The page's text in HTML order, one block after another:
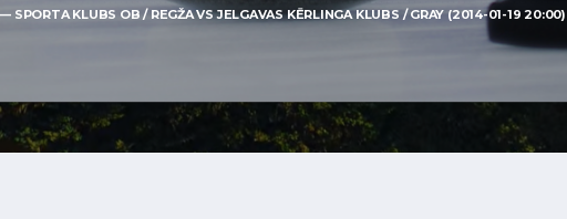
KLUBS OB / REGŽA VS JELGAVAS KĒRLINGA KLUBS / GRAY (2014-01-19 20:00)